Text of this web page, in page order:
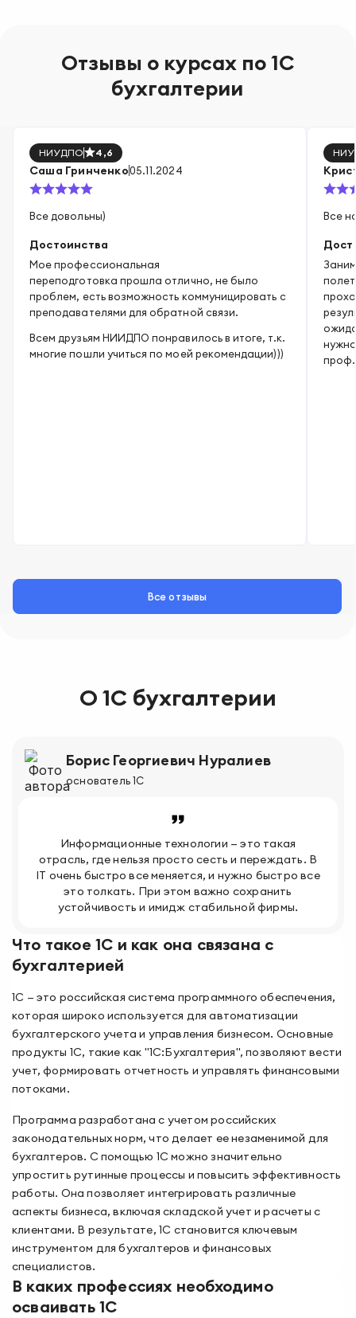
Отзывы о курсахпо 1С
бухгалтерии
Саша Гринченко05.11.2024
НИУДПО 4,6
Все довольны)
Достоинства
Мое профессиональная
переподготовка прошла отлично, не было
проблем, есть возможность коммуницировать с
преподавателями для обратной связи.
Всем друзьям НИИДПО понравилось в итоге, т.к.
многие пошли учиться по моей рекомендации)))
Все
Все отзывы
О 1С бухгалтерии
Что такое 1С и как она связана с
бухгалтерией
1С — это российская система программного обеспечения,
которая широко используется для автоматизации
бухгалтерского учета и управления бизнесом. Основные
продукты 1С, такие как "1С:Бухгалтерия", позволяют вести
учет, формировать отчетность и управлять финансовыми
потоками.
Программа разработана с учетом российских
законодательных норм, что делает ее незаменимой для
бухгалтеров. С помощью 1С можно значительно
упростить рутинные процессы и повысить эффективность
работы. Она позволяет интегрировать различные
аспекты бизнеса, включая складской учет и расчеты с
клиентами. В результате, 1С становится ключевым
инструментом для бухгалтеров и финансовых
специалистов.
В каких профессиях необходимо
осваивать 1С
Борис Георгиевич Нуралиев
основатель 1С
Информационные технологии — это такая
отрасль, где нельзя просто сесть и переждать. В
IT очень быстро все меняется, и нужно быстро все
это толкать. При этом важно сохранить
устойчивость и имидж стабильной фирмы.